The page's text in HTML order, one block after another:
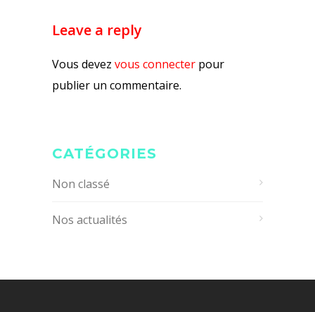
Leave a reply
Vous devez vous connecter pour
publier un commentaire.
CATÉGORIES
Non classé
Nos actualités